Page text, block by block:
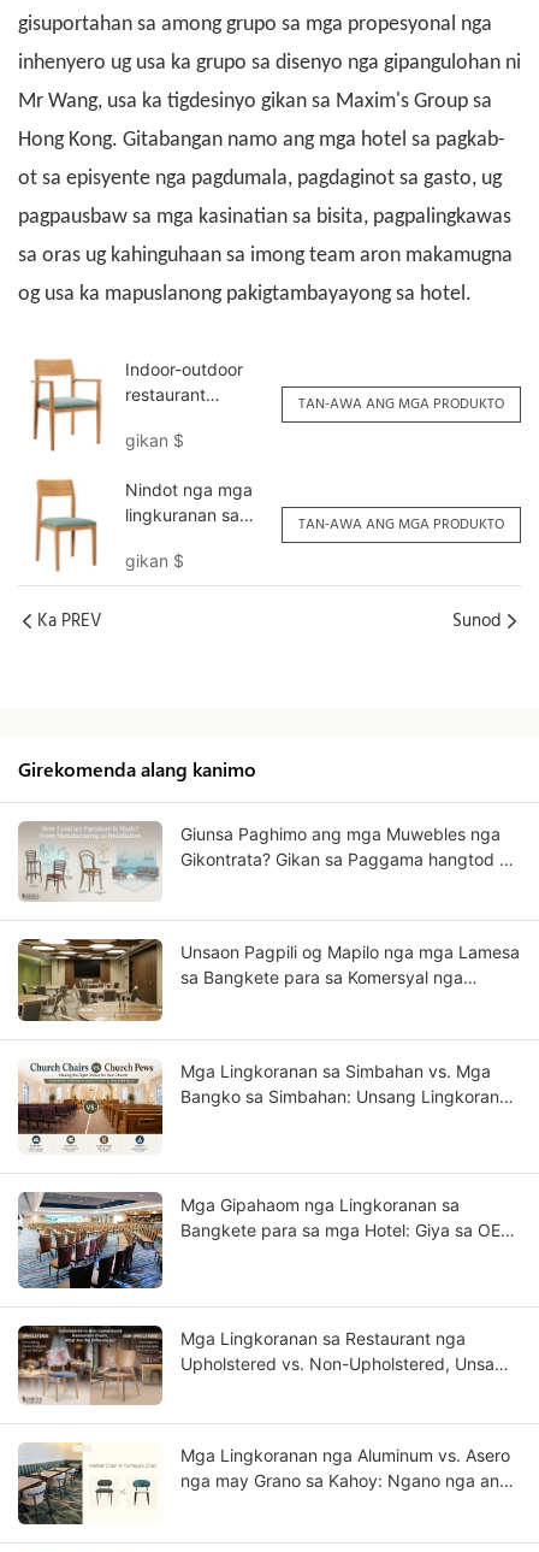
gisuportahan sa among grupo sa mga propesyonal nga
inhenyero ug usa ka grupo sa disenyo nga gipangulohan ni
Mr Wang, usa ka tigdesinyo gikan sa Maxim's Group sa
Hong Kong. Gitabangan namo ang mga hotel sa pagkab-
ot sa episyente nga pagdumala, pagdaginot sa gasto, ug
pagpausbaw sa mga kasinatian sa bisita, pagpalingkawas
sa oras ug kahinguhaan sa imong team aron makamugna
og usa ka mapuslanong pakigtambayayong sa hotel.
Indoor-outdoor
restaurant
komersyal nga
YW5709H
Yumeya
gikan $
TAN-AWA ANG MGA PRODUKTO
Nindot nga mga
lingkuranan sa
restawran nga
pakyawan
gikan $
TAN-AWA ANG MGA PRODUKTO
Ka PREV Sunod
Girekomenda alang kanimo
Giunsa Paghimo ang mga Muwebles nga
Gikontrata? Gikan sa Paggama hangtod sa
Unsaon Pagpili og Mapilo nga mga Lamesa
sa Bangkete para sa Komersyal nga
Mga Lingkoranan sa Simbahan vs. Mga
Bangko sa Simbahan: Unsang Lingkoranan
Mga Gipahaom nga Lingkoranan sa
Bangkete para sa mga Hotel: Giya sa OEM
Mga Lingkoranan sa Restaurant nga
Upholstered vs. Non-Upholstered, Unsa
Mga Lingkoranan nga Aluminum vs. Asero
nga may Grano sa Kahoy: Ngano nga ang